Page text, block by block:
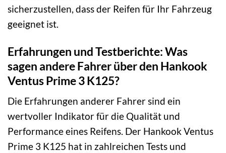
sicherzustellen, dass der Reifen für Ihr Fahrzeug
geeignet ist.
Erfahrungen und Testberichte: Was
sagen andere Fahrer über den Hankook
Ventus Prime 3 K125?
Die Erfahrungen anderer Fahrer sind ein
wertvoller Indikator für die Qualität und
Performance eines Reifens. Der Hankook Ventus
Prime 3 K125 hat in zahlreichen Tests und